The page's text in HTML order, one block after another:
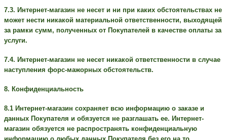
7.3. Интернет-магазин не несет и ни при каких обстоятельствах не
может нести никакой материальной ответственности, выходящей
за рамки сумм, полученных от Покупателей в качестве оплаты за
услуги.
7.4. Интернет-магазин не несет никакой ответственности в случае
наступления форс-мажорных обстоятельств.
8. Конфиденциальность
8.1 Интернет-магазин сохраняет всю информацию о заказе и
данных Покупателя и обязуется не разглашать ее. Интернет-
магазин обязуется не распространять конфиденциальную